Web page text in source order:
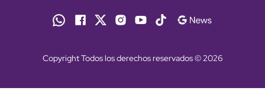
Copyright Todos los derechos reservados © 2026